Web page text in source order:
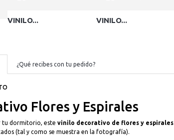
VINILO... VINILO...
¿Qué recibes con tu pedido?
Flores y Espirales
tu dormitorio, este vinilo decorativo de flores y espirales
(tal y como se muestra en la fotografía).